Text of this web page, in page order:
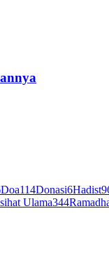
Doa114Donasi6Hadist
Ulama344